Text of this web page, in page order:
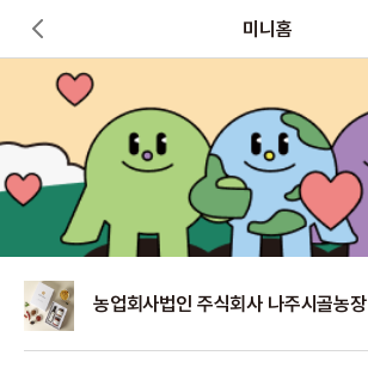
미니홈
농업회사법인 주식회사 나주시골농장